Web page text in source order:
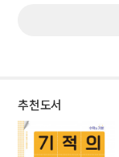
추천도서